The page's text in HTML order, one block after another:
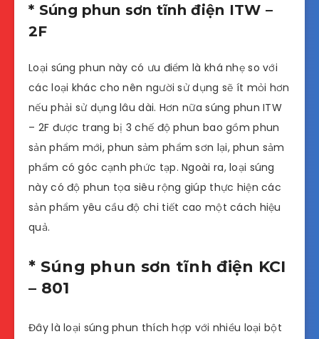
* Súng phun sơn tĩnh điện ITW –
2F
Loại súng phun này có ưu điểm là khá nhẹ so với
các loại khác cho nên người sử dụng sẽ ít mỏi hơn
nếu phải sử dụng lâu dài. Hơn nữa súng phun ITW
– 2F được trang bị 3 chế độ phun bao gồm phun
sản phẩm mới, phun sảm phẩm sơn lại, phun sảm
phẩm có góc cạnh phức tạp. Ngoài ra, loại súng
này có độ phun tọa siêu rộng giúp thực hiện các
sản phẩm yêu cầu độ chi tiết cao một cách hiệu
quả.
* Súng phun sơn tĩnh điện KCI
– 801
Đây là loại súng phun thích hợp với nhiều loại bột